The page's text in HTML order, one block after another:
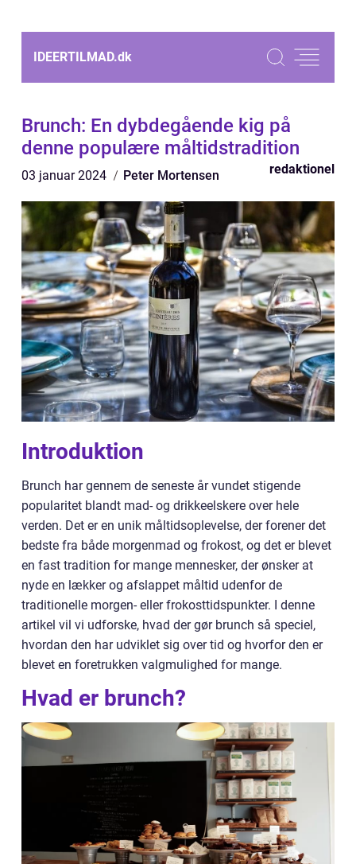
IDEERTILMAD.dk
Brunch: En dybdegående kig på
denne populære måltidstradition
03 januar 2024 Peter Mortensen redaktionel
Introduktion
Brunch har gennem de seneste år vundet stigende
popularitet blandt mad- og drikkeelskere over hele
verden. Det er en unik måltidsoplevelse, der forener det
bedste fra både morgenmad og frokost, og det er blevet
en fast tradition for mange mennesker, der ønsker at
nyde en lækker og afslappet måltid udenfor de
traditionelle morgen- eller frokosttidspunkter. I denne
artikel vil vi udforske, hvad der gør brunch så speciel,
hvordan den har udviklet sig over tid og hvorfor den er
blevet en foretrukken valgmulighed for mange.
Hvad er brunch?